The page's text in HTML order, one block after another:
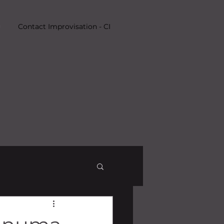
Contact Improvisation - CI